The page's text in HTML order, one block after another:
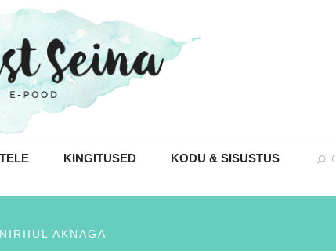
KINGITUSED KODU & SISUSTUS
AKNAGA